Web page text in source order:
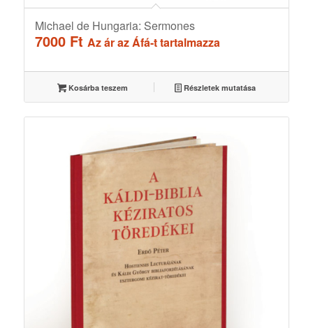
Michael de Hungaria: Sermones
7000 Ft Az ár az Áfá-t tartalmazza
Kosárba teszem Részletek mutatása